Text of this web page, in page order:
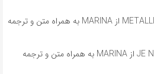
آهنگ انگلیسی METALLIC STALLION از MARINA به همراه متن و ترجمه
آهنگ انگلیسی JE NE SAIS QUOI از MARINA به همراه متن و ترجمه